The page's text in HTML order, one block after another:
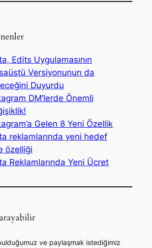
Edits Uygulamasının
Versiyonunun da
Duyurdu
DM’lerde Önemli
Gelen 8 Yeni Özellik
reklamlarında yeni hedef
özelliği
Reklamlarında Yeni Ücret
ve paylaşmak istediğimiz